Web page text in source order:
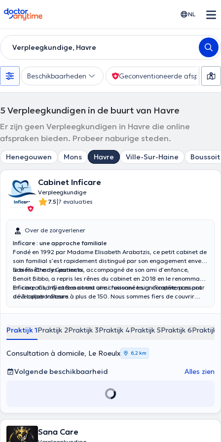
doctoranytime NL
Verpleegkundige, Havre
Beschikbaarheden Geconventioneerde afspraak
5 Verpleegkundigen in de buurt van Havre
Er zijn geen Verpleegkundigen in Havre die online
afspraken bieden. Probeer naburige steden.
Henegouwen Mons Havre Ville-Sur-Haine Boussoit
Cabinet Inficare
Verpleegkundige
7.5|7 evaluaties
Over de zorgverlener
Inficare : une approche familiale
Fondé en 1992 par Madame Elisabeth Arabatzis, ce petit cabinet de
soin familial s’est rapidement distingué par son engagement envers
le bien-être des patients.
Son fils Charly Geurinckx, accompagné de son ami d’enfance,
Benoit Bibbo, a repris les rênes du cabinet en 2018 en le renommant
Inficare. Charly et Benoit ont ainsi fusionné leurs compétences pour
développer Inficare.
En cinq ans, Inficare a connu une croissance significative, passant
de 3 collaborateurs à plus de 150. Nous sommes fiers de couvrir
Liège. Nous intervenons aussi au sein de la région de Bruxelles.
Praktijk 1Praktijk 2Praktijk 3Praktijk 4Praktijk 5Praktijk 6Praktijk
Consultation à domicile, Le Roeulx 6,2 km
Volgende beschikbaarheid Alles zien
Sana Care